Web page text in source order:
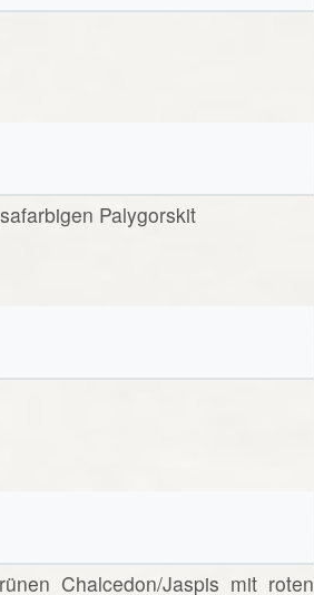
Palygorskit
Chalcedon/Jaspis mit roten